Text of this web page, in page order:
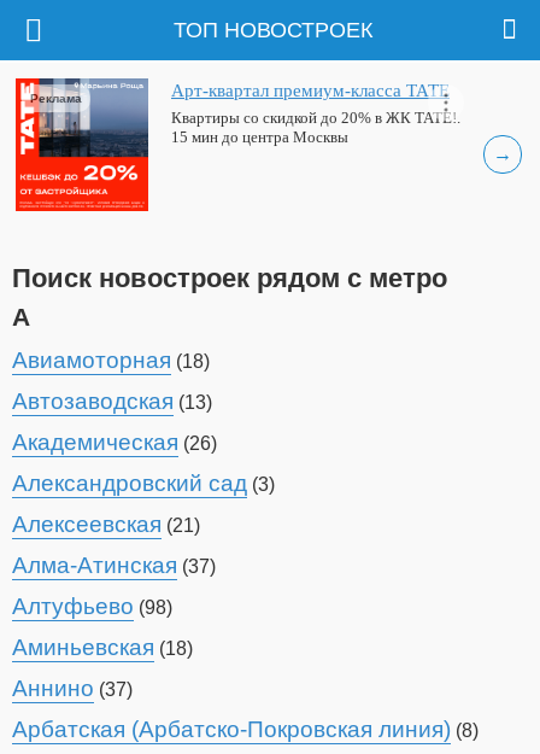
ТОП НОВОСТРОЕК
→
Арт-квартал премиум-класса ТАТЕ
Квартиры со скидкой до 20% в ЖК ТАТЕ!.
15 мин до центра Москвы
Реклама
Поиск новостроек рядом с метро
А
Авиамоторная (18)
Автозаводская (13)
Академическая (26)
Александровский сад (3)
Алексеевская (21)
Алма-Атинская (37)
Алтуфьево (98)
Аминьевская (18)
Аннино (37)
Арбатская (Арбатско-Покровская линия) (8)